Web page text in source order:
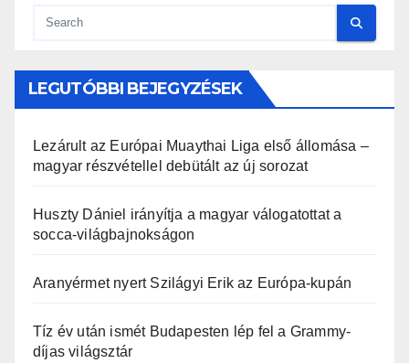
LEGUTÓBBI BEJEGYZÉSEK
Lezárult az Európai Muaythai Liga első állomása –
magyar részvétellel debütált az új sorozat
Huszty Dániel irányítja a magyar válogatottat a
socca-világbajnokságon
Aranyérmet nyert Szilágyi Erik az Európa-kupán
Tíz év után ismét Budapesten lép fel a Grammy-
díjas világsztár